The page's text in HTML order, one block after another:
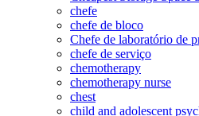
chefe
chefe de bloco
Chefe de laboratório de
chefe de serviço
chemotherapy
chemotherapy nurse
chest
child and adolescent